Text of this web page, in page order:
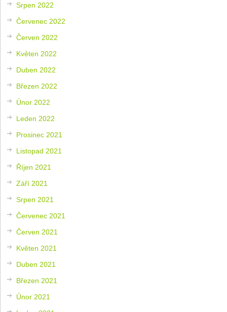
Srpen 2022
Červenec 2022
Červen 2022
Květen 2022
Duben 2022
Březen 2022
Únor 2022
Leden 2022
Prosinec 2021
Listopad 2021
Říjen 2021
Září 2021
Srpen 2021
Červenec 2021
Červen 2021
Květen 2021
Duben 2021
Březen 2021
Únor 2021